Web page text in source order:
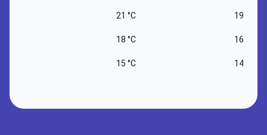
21 °C 19 °C
18 °C 16 °C
15 °C 14 °C